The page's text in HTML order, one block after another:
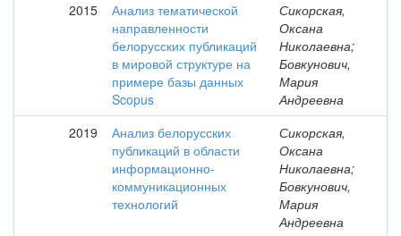
2015
Анализ тематической
направленности
белорусских публикаций
в мировой структуре на
примере базы данных
Scopus
Сикорская,
Оксана
Николаевна;
Бовкунович,
Мария
Андреевна
2019
Анализ белорусских
публикаций в области
информационно-
коммуникационных
технологий
Сикорская,
Оксана
Николаевна;
Бовкунович,
Мария
Андреевна